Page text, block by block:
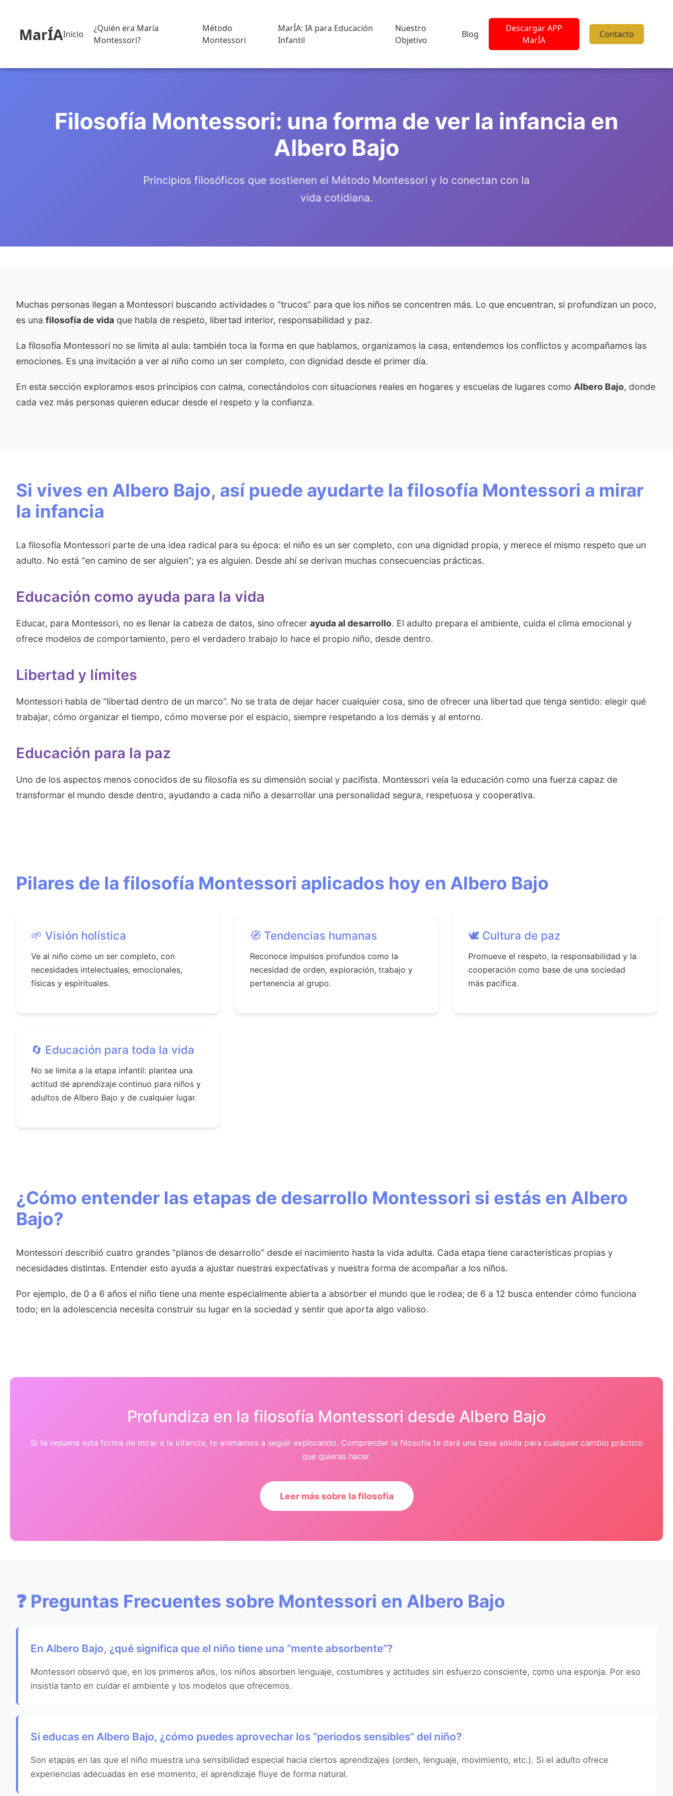
MarÍAInicio
¿Quién era María
Montessori?
Método
Montessori
MarÍA: IA para Educación
Infantil
Nuestro
Objetivo
Blog
Descargar APP
MarÍA
Contacto
Filosofía Montessori: una forma de ver la infancia en
Albero Bajo
Principios filosóficos que sostienen el Método Montessori y lo conectan con la
vida cotidiana.
Muchas personas llegan a Montessori buscando actividades o “trucos” para que los niños se concentren más. Lo que encuentran, si profundizan un poco,
es una filosofía de vida que habla de respeto, libertad interior, responsabilidad y paz.
La filosofía Montessori no se limita al aula: también toca la forma en que hablamos, organizamos la casa, entendemos los conflictos y acompañamos las
emociones. Es una invitación a ver al niño como un ser completo, con dignidad desde el primer día.
En esta sección exploramos esos principios con calma, conectándolos con situaciones reales en hogares y escuelas de lugares como Albero Bajo, donde
cada vez más personas quieren educar desde el respeto y la confianza.
Si vives en Albero Bajo, así puede ayudarte la filosofía Montessori a mirar
la infancia
La filosofía Montessori parte de una idea radical para su época: el niño es un ser completo, con una dignidad propia, y merece el mismo respeto que un
adulto. No está “en camino de ser alguien”; ya es alguien. Desde ahí se derivan muchas consecuencias prácticas.
Educación como ayuda para la vida
Educar, para Montessori, no es llenar la cabeza de datos, sino ofrecer ayuda al desarrollo. El adulto prepara el ambiente, cuida el clima emocional y
ofrece modelos de comportamiento, pero el verdadero trabajo lo hace el propio niño, desde dentro.
Libertad y límites
Montessori habla de “libertad dentro de un marco”. No se trata de dejar hacer cualquier cosa, sino de ofrecer una libertad que tenga sentido: elegir qué
trabajar, cómo organizar el tiempo, cómo moverse por el espacio, siempre respetando a los demás y al entorno.
Educación para la paz
Uno de los aspectos menos conocidos de su filosofía es su dimensión social y pacifista. Montessori veía la educación como una fuerza capaz de
transformar el mundo desde dentro, ayudando a cada niño a desarrollar una personalidad segura, respetuosa y cooperativa.
Pilares de la filosofía Montessori aplicados hoy en Albero Bajo
🌱 Visión holística
Ve al niño como un ser completo, con
necesidades intelectuales, emocionales,
físicas y espirituales.
🧭 Tendencias humanas
Reconoce impulsos profundos como la
necesidad de orden, exploración, trabajo y
pertenencia al grupo.
🕊️ Cultura de paz
Promueve el respeto, la responsabilidad y la
cooperación como base de una sociedad
más pacífica.
🔄 Educación para toda la vida
No se limita a la etapa infantil: plantea una
actitud de aprendizaje continuo para niños y
adultos de Albero Bajo y de cualquier lugar.
¿Cómo entender las etapas de desarrollo Montessori si estás en Albero
Bajo?
Montessori describió cuatro grandes “planos de desarrollo” desde el nacimiento hasta la vida adulta. Cada etapa tiene características propias y
necesidades distintas. Entender esto ayuda a ajustar nuestras expectativas y nuestra forma de acompañar a los niños.
Por ejemplo, de 0 a 6 años el niño tiene una mente especialmente abierta a absorber el mundo que le rodea; de 6 a 12 busca entender cómo funciona
todo; en la adolescencia necesita construir su lugar en la sociedad y sentir que aporta algo valioso.
Profundiza en la filosofía Montessori desde Albero Bajo
Si te resuena esta forma de mirar a la infancia, te animamos a seguir explorando. Comprender la filosofía te dará una base sólida para cualquier cambio práctico
que quieras hacer.
Leer más sobre la filosofía
❓ Preguntas Frecuentes sobre Montessori en Albero Bajo
En Albero Bajo, ¿qué significa que el niño tiene una “mente absorbente”?
Montessori observó que, en los primeros años, los niños absorben lenguaje, costumbres y actitudes sin esfuerzo consciente, como una esponja. Por eso
insistía tanto en cuidar el ambiente y los modelos que ofrecemos.
Si educas en Albero Bajo, ¿cómo puedes aprovechar los “periodos sensibles” del niño?
Son etapas en las que el niño muestra una sensibilidad especial hacia ciertos aprendizajes (orden, lenguaje, movimiento, etc.). Si el adulto ofrece
experiencias adecuadas en ese momento, el aprendizaje fluye de forma natural.